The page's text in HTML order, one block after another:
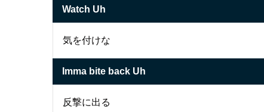
Watch Uh
気を付けな
Imma bite back Uh
反撃に出る